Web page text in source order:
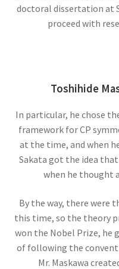
アーネス
【原子模型を提
ギブス・山川
が
doctoral dissertation at
proceed with
Toshihide
In particular, he chose
framework for CP
at the time, and when
Sakata got the idea
when he thought
By the way, there were
this time, so the theory
won the Nobel Prize, he
of following the
Mr. Maskawa